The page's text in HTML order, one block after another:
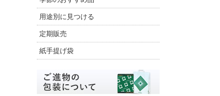
用途別に見つける
定期販売
紙手提げ袋